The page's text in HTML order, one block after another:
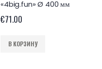
«4big.fun» Ø 400 мм
€71.00
В КОРЗИНУ